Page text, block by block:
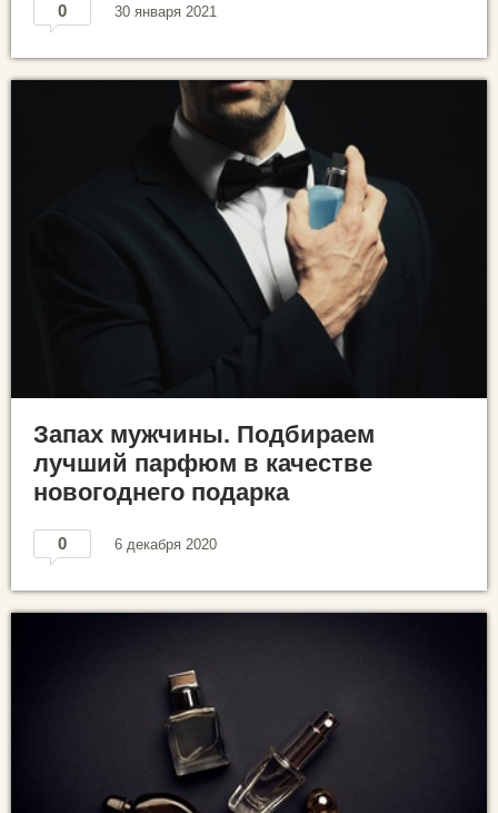
0 30 января 2021
Запах мужчины. Подбираем
лучший парфюм в качестве
новогоднего подарка
0 6 декабря 2020